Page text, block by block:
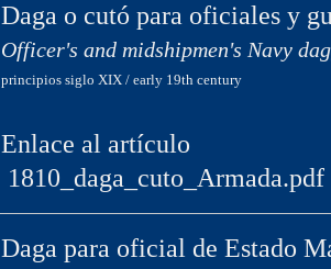
Daga o cutó para oficiales y
Officer's and midshipmen's Navy
principios siglo XIX / early 19th century
Enlace al artículo
1810_daga_cuto_Armada.pdf
Daga para oficial de Estado